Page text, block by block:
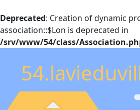
Deprecated: Creation of dynamic
association::$Lon is deprecated in
/srv/www/54/class/